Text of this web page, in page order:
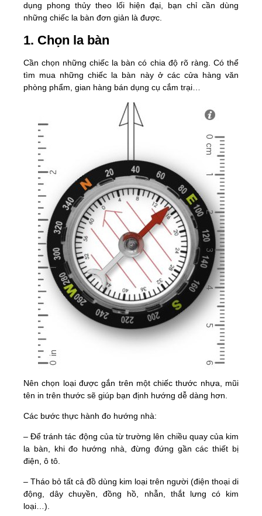
dụng phong thủy theo lối hiện đại, bạn chỉ cần dùng
những chiếc la bàn đơn giản là được.
1. Chọn la bàn
Cần chọn những chiếc la bàn có chia độ rõ ràng. Có thể
tìm mua những chiếc la bàn này ở các cửa hàng văn
phòng phẩm, gian hàng bán dụng cụ cắm trại…
Nên chọn loại được gắn trên một chiếc thước nhựa, mũi
tên in trên thước sẽ giúp bạn định hướng dễ dàng hơn.
Các bước thực hành đo hướng nhà:
– Để tránh tác động của từ trường lên chiều quay của kim
la bàn, khi đo hướng nhà, đừng đứng gần các thiết bị
điện, ô tô.
– Tháo bỏ tất cả đồ dùng kim loại trên người (điện thoại di
động, dây chuyền, đồng hồ, nhẫn, thắt lưng có kim
loại…).